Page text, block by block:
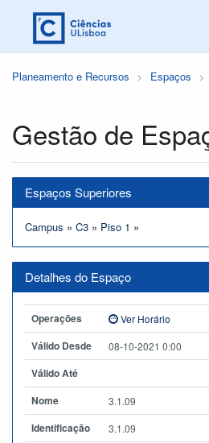
Planeamento e Recursos Espaços
Gestão de
Espaços Superiores
Campus » C3 » Piso 1 »
Detalhes do Espaço
Operações Ver Horário
Válido Desde 08-10-2021 0:00
Válido Até
Nome
3.1.09
Identificação 3.1.09